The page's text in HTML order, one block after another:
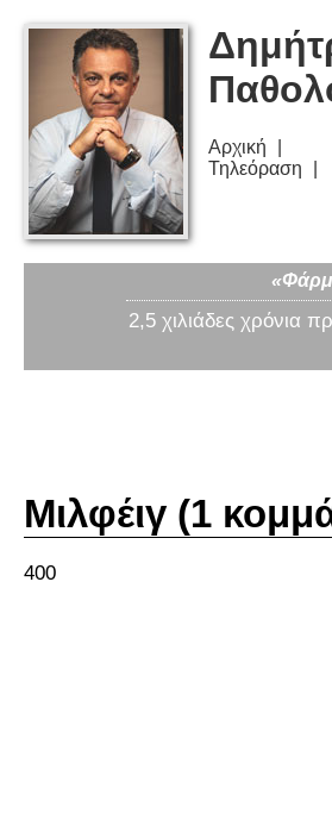
Αρχική
Τηλεόραση
2,5 χιλιάδες χρόνια
Μιλφέιγ (1
400